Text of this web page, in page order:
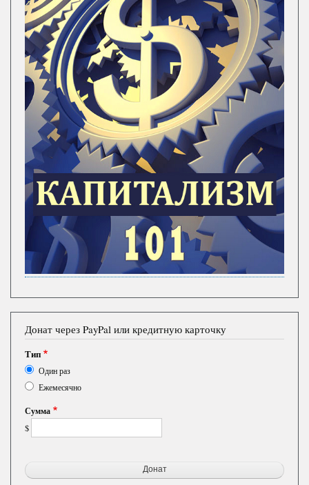
Донат через PayPal или кредитную карточку
Тип
Один раз
Ежемесячно
Сумма
$